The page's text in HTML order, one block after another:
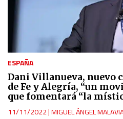
ESPAÑA
Dani Villanueva, nuevo
de Fe y Alegría, “un
que fomentará “la
11/11/2022|MIGUEL ÁNGEL